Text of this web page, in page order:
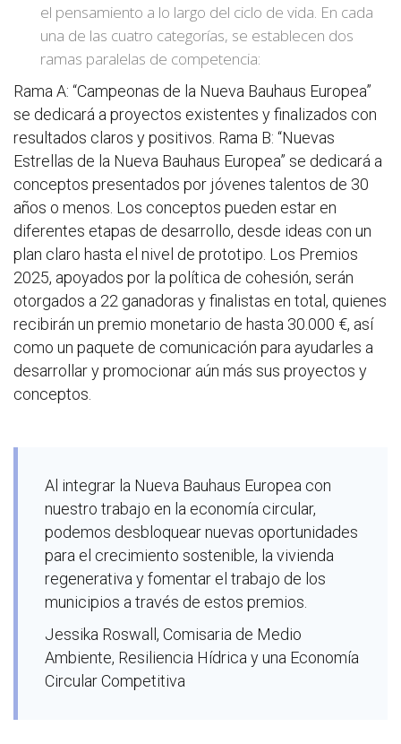
el pensamiento a lo largo del ciclo de vida. En cada
una de las cuatro categorías, se establecen dos
ramas paralelas de competencia:
Rama A: “Campeonas de la Nueva Bauhaus Europea”
se dedicará a proyectos existentes y finalizados con
resultados claros y positivos. Rama B: “Nuevas
Estrellas de la Nueva Bauhaus Europea” se dedicará a
conceptos presentados por jóvenes talentos de 30
años o menos. Los conceptos pueden estar en
diferentes etapas de desarrollo, desde ideas con un
plan claro hasta el nivel de prototipo. Los Premios
2025, apoyados por la política de cohesión, serán
otorgados a 22 ganadoras y finalistas en total, quienes
recibirán un premio monetario de hasta 30.000 €, así
como un paquete de comunicación para ayudarles a
desarrollar y promocionar aún más sus proyectos y
conceptos.
Al integrar la Nueva Bauhaus Europea con
nuestro trabajo en la economía circular,
podemos desbloquear nuevas oportunidades
para el crecimiento sostenible, la vivienda
regenerativa y fomentar el trabajo de los
municipios a través de estos premios.
Jessika Roswall, Comisaria de Medio
Ambiente, Resiliencia Hídrica y una Economía
Circular Competitiva